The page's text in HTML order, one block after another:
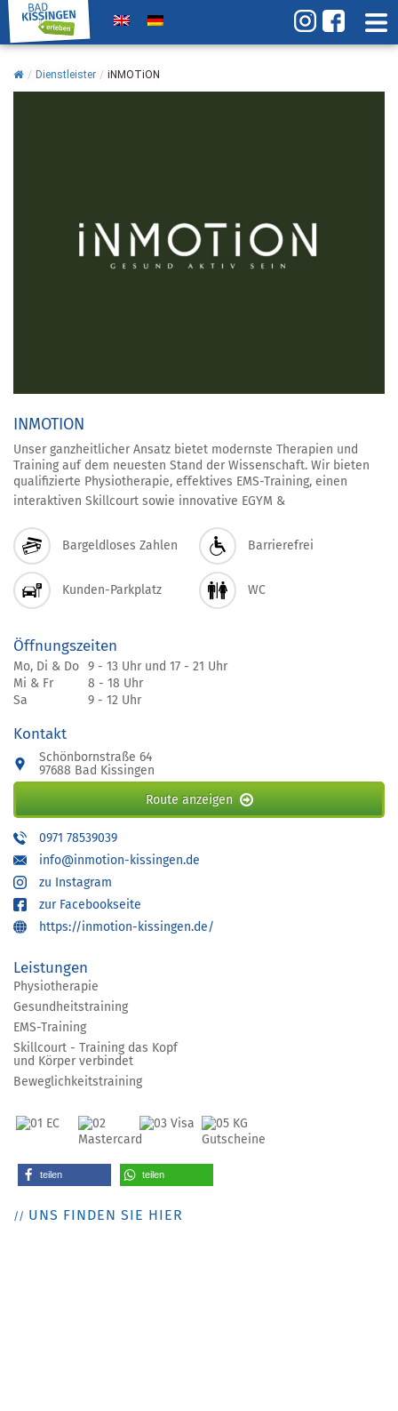
/ Dienstleister / iNMOTiON
INMOTION
Unser ganzheitlicher Ansatz bietet modernste Therapien und
Training auf dem neuesten Stand der Wissenschaft. Wir bieten
qualifizierte Physiotherapie, effektives EMS-Training, einen
interaktiven Skillcourt sowie innovative EGYM &
Bargeldloses Zahlen Barrierefrei
Kunden-Parkplatz WC
Öffnungszeiten
Mo, Di & Do 9 - 13 Uhr und 17 - 21 Uhr
Mi & Fr
8 - 18 Uhr
Sa
9 - 12 Uhr
Kontakt
Schönbornstraße 64
97688 Bad Kissingen
Route anzeigen
0971 78539039
info@inmotion-kissingen.de
zu Instagram
zur Facebookseite
https://inmotion-kissingen.de/
Leistungen
Physiotherapie
Gesundheitstraining
EMS-Training
Skillcourt - Training das Kopf
und Körper verbindet
Beweglichkeitstraining
teilen teilen
UNS FINDEN SIE HIER